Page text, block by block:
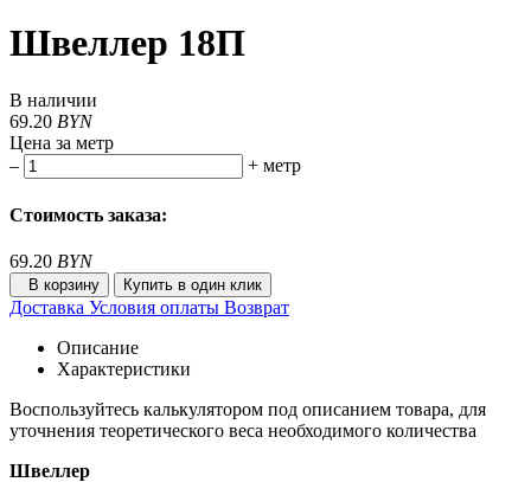
Швеллер 18П
В наличии
69.20 BYN
Цена за метр
–
+ метр
Стоимость заказа:
69.20 BYN
В корзину Купить в один клик
Доставка Условия оплаты Возврат
Описание
Характеристики
Воспользуйтесь калькулятором под описанием товара, для
уточнения теоретического веса необходимого количества
Швеллер